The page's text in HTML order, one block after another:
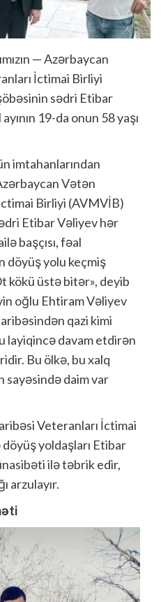
— Azərbaycan
İctimai Birliyi
sədri Etibar
19-da onun 58 yaşı
imtahanlarından
Vətən
Birliyi (AVMVİB)
Etibar Vəliyev hər
başçısı, fəal
döyüş yolu keçmiş
kökü üstə bitər», deyib
oğlu Ehtiram Vəliyev
qazi kimi
layiqincə davam etdirən
Bu ölkə, bu xalq
sayəsində daim var
Veteranları İctimai
yoldaşları Etibar
ilə təbrik edir,
arzulayır.